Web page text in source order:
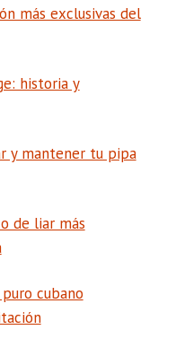
más exclusivas del
historia y
y mantener tu pipa
de liar más
cubano